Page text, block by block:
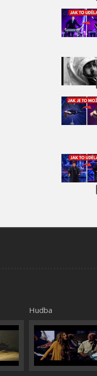
45.
47.
49.
Hudba